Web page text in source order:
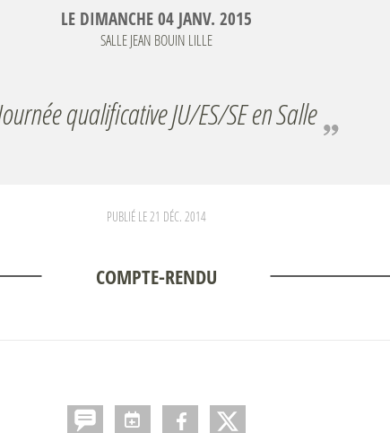
LE DIMANCHE04 JANV. 2015
SALLE JEAN BOUIN LILLE
Journée qualificative JU/ES/SE en Salle
PUBLIÉ LE21 DÉC. 2014
COMPTE-RENDU